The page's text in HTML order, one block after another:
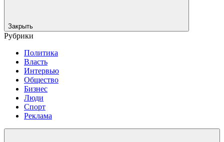
Закрыть
Рубрики
Политика
Власть
Интервью
Общество
Бизнес
Люди
Спорт
Реклама